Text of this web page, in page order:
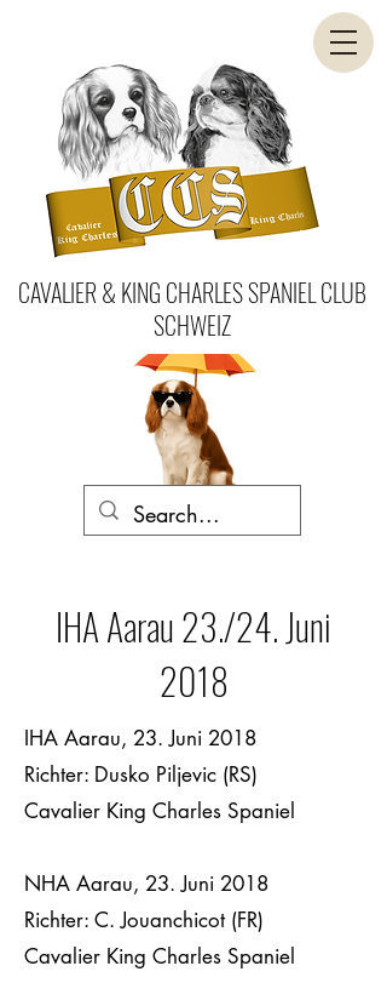
CAVALIER & KING CHARLES SPANIEL CLUB
SCHWEIZ
IHA Aarau 23./24. Juni
2018
IHA Aarau, 23. Juni 2018
Richter: Dusko Piljevic (RS)
Cavalier King Charles Spaniel
NHA Aarau, 23. Juni 2018
Richter: C. Jouanchicot (FR)
Cavalier King Charles Spaniel